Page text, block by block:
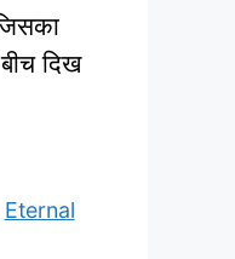
दिख
Eternal